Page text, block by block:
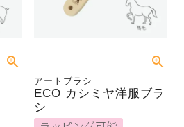
アートブラシ
ECO カシミヤ洋服ブラ
シ